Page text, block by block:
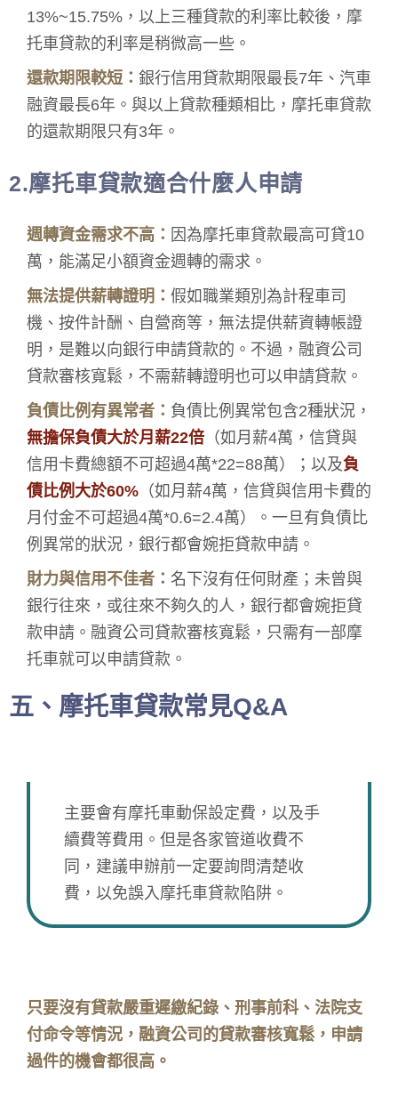
13%~15.75%，以上三種貸款的利率比較後，摩
托車貸款的利率是稍微高一些。
還款期限較短： 銀行信用貸款期限最長7年、汽車
融資最長6年。與以上貸款種類相比，摩托車貸款
的還款期限只有3年。
2.摩托車貸款適合什麼人申請
週轉資金需求不高： 因為摩托車貸款最高可貸10
萬，能滿足小額資金週轉的需求。
無法提供薪轉證明： 假如職業類別為計程車司
機、按件計酬、自營商等，無法提供薪資轉帳證
明，是難以向銀行申請貸款的。不過，融資公司
貸款審核寬鬆，不需薪轉證明也可以申請貸款。
負債比例有異常者： 負債比例異常包含2種狀況，
無擔保負債大於月薪22倍 （如月薪4萬，信貸與
信用卡費總額不可超過4萬*22=88萬）；以及負
債比例大於60% （如月薪4萬，信貸與信用卡費的
月付金不可超過4萬*0.6=2.4萬）。一旦有負債比
例異常的狀況，銀行都會婉拒貸款申請。
財力與信用不佳者： 名下沒有任何財產；未曾與
銀行往來，或往來不夠久的人，銀行都會婉拒貸
款申請。融資公司貸款審核寬鬆，只需有一部摩
托車就可以申請貸款。
五、摩托車貸款常見Q&A
主要會有摩托車動保設定費，以及手
續費等費用。但是各家管道收費不
同，建議申辦前一定要詢問清楚收
費，以免誤入摩托車貸款陷阱。
只要沒有貸款嚴重遲繳紀錄、刑事前科、法院支
付命令等情況，融資公司的貸款審核寬鬆，申請
過件的機會都很高。